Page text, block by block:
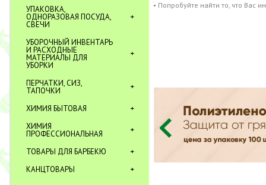
УПАКОВКА,
ОДНОРАЗОВАЯ ПОСУДА,
СВЕЧИ
УБОРОЧНЫЙ ИНВЕНТАРЬ
И РАСХОДНЫЕ
МАТЕРИАЛЫ ДЛЯ
УБОРКИ
ПЕРЧАТКИ, СИЗ,
ТАПОЧКИ
ХИМИЯ БЫТОВАЯ
ХИМИЯ
ПРОФЕССИОНАЛЬНАЯ
ТОВАРЫ ДЛЯ БАРБЕКЮ
КАНЦТОВАРЫ
• Попробуйте найти то, что Вас